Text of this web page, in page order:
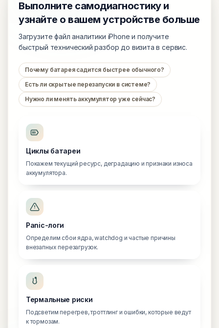
Выполните самодиагностику и
узнайте о вашем устройстве больше
Загрузите файл аналитики iPhone и получите
быстрый технический разбор до визита в сервис.
Почему батарея садится быстрее обычного?
Есть ли скрытые перезапуски в системе?
Нужно ли менять аккумулятор уже сейчас?
Циклы батареи
Покажем текущий ресурс, деградацию и признаки износа
аккумулятора.
Panic-логи
Определим сбои ядра, watchdog и частые причины
внезапных перезагрузок.
Термальные риски
Подсветим перегрев, троттлинг и ошибки, которые ведут
к тормозам.